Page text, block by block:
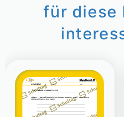
für diese